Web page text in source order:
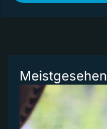
Meistgesehen